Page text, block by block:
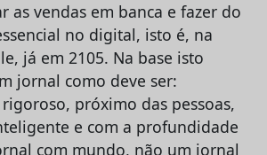
as vendas em banca e fazer do
no digital, isto é, na
já em 2105. Na base isto
jornal como deve ser:
próximo das pessoas,
e com a profundidade
com mundo, não um jornal